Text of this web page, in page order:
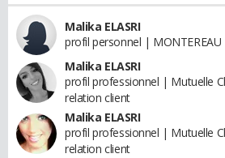
Malika ELASRI
profil personnel | MONTEREAU
Malika ELASRI
profil professionnel | Mutuelle
relation client
Malika ELASRI
profil professionnel | Mutuelle
relation client